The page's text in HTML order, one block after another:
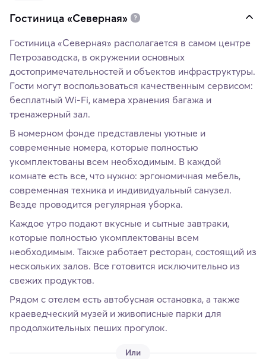
Гостиница «Северная»
Гостиница «Северная» располагается в самом центре
Петрозаводска, в окружении основных
достопримечательностей и объектов инфраструктуры.
Гости могут воспользоваться качественным сервисом:
бесплатный Wi-Fi, камера хранения багажа и
тренажерный зал.
В номерном фонде представлены уютные и
современные номера, которые полностью
укомплектованы всем необходимым. В каждой
комнате есть все, что нужно: эргономичная мебель,
современная техника и индивидуальный санузел.
Везде проводится регулярная уборка.
Каждое утро подают вкусные и сытные завтраки,
которые полностью укомплектованы всем
необходимым. Также работает ресторан, состоящий из
нескольких залов. Все готовится исключительно из
свежих продуктов.
Рядом с отелем есть автобусная остановка, а также
краеведческий музей и живописные парки для
продолжительных пеших прогулок.
Или